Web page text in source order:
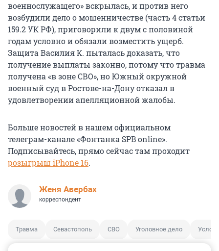
военнослужащего» вскрылась, и против него
возбудили дело о мошенничестве (часть 4 статьи
159.2 УК РФ), приговорили к двум с половиной
годам условно и обязали возместить ущерб.
Защита Василия К. пыталась доказать, что
получение выплаты законно, потому что травма
получена «в зоне СВО», но Южный окружной
военный суд в Ростове-на-Дону отказал в
удовлетворении апелляционной жалобы.
Больше новостей в нашем официальном
телеграм-канале «Фонтанка SPB online».
Подписывайтесь, прямо сейчас там проходит
розыгрыш iPhone 16.
Женя Авербах
корреспондент
Травма Севастополь СВО Уголовное дело